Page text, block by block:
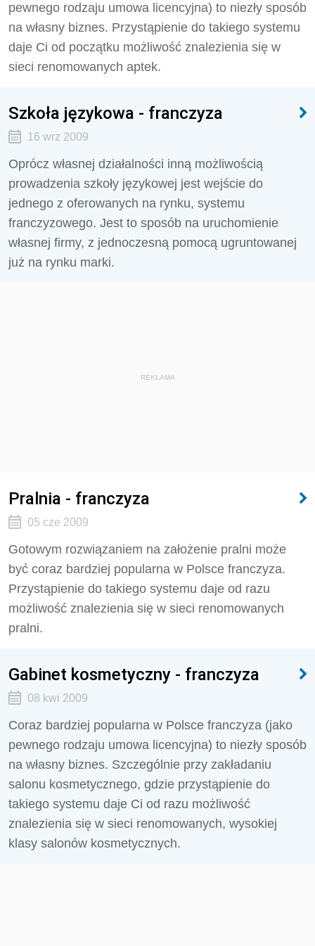
pewnego rodzaju umowa licencyjna) to niezły sposób
na własny biznes. Przystąpienie do takiego systemu
daje Ci od początku możliwość znalezienia się w
sieci renomowanych aptek.
Szkoła językowa - franczyza
16 wrz 2009
Oprócz własnej działalności inną możliwością
prowadzenia szkoły językowej jest wejście do
jednego z oferowanych na rynku, systemu
franczyzowego. Jest to sposób na uruchomienie
własnej firmy, z jednoczesną pomocą ugruntowanej
już na rynku marki.
REKLAMA
Pralnia - franczyza
05 cze 2009
Gotowym rozwiązaniem na założenie pralni może
być coraz bardziej popularna w Polsce franczyza.
Przystąpienie do takiego systemu daje od razu
możliwość znalezienia się w sieci renomowanych
pralni.
Gabinet kosmetyczny - franczyza
08 kwi 2009
Coraz bardziej popularna w Polsce franczyza (jako
pewnego rodzaju umowa licencyjna) to niezły sposób
na własny biznes. Szczególnie przy zakładaniu
salonu kosmetycznego, gdzie przystąpienie do
takiego systemu daje Ci od razu możliwość
znalezienia się w sieci renomowanych, wysokiej
klasy salonów kosmetycznych.